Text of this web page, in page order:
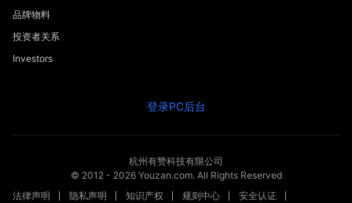
品牌物料
投资者关系
Investors
登录PC后台
杭州有赞科技有限公司
© 2012 - 2026Youzan.com. All Rights Reserved
法律声明
隐私声明 知识产权 规则中心
安全认证